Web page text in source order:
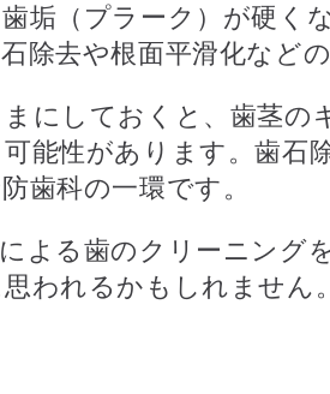
垢（プラーク）が硬く
除去や根面平滑化など
にしておくと、歯茎の
能性があります。歯石
歯科の一環です。
よる歯のクリーニング
われるかもしれません